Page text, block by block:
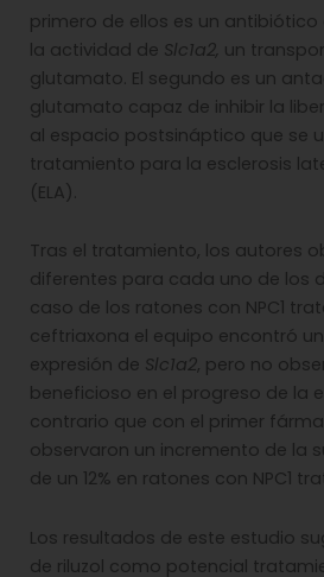
primero de ellos es un
la actividad de Slc1a2, un
glutamato. El segundo es un
glutamato capaz de inhibir la
al espacio postsináptico que se
tratamiento para la esclerosis
(ELA).
Tras el tratamiento, los autores
diferentes para cada uno de los
caso de los ratones con NPC1
ceftriaxona el equipo encontró
expresión de Slc1a2, pero no
beneficioso en el progreso de la
contrario que con el primer
observaron un incremento de la
de un 12% en ratones con NPC1
Los resultados de este estudio
de riluzol como potencial